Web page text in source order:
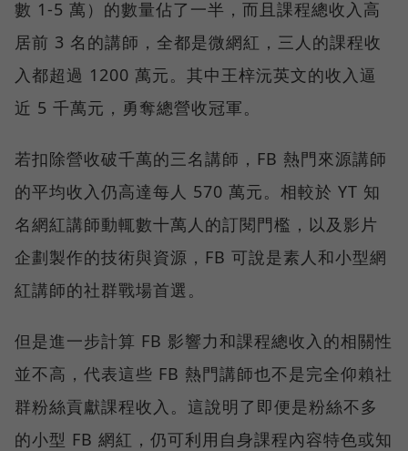
數 1-5 萬）的數量佔了一半，而且課程總收入高
居前 3 名的講師，全都是微網紅，三人的課程收
入都超過 1200 萬元。其中王梓沅英文的收入逼
近 5 千萬元，勇奪總營收冠軍。
若扣除營收破千萬的三名講師，FB 熱門來源講師
的平均收入仍高達每人 570 萬元。相較於 YT 知
名網紅講師動輒數十萬人的訂閱門檻，以及影片
企劃製作的技術與資源，FB 可說是素人和小型網
紅講師的社群戰場首選。
但是進一步計算 FB 影響力和課程總收入的相關性
並不高，代表這些 FB 熱門講師也不是完全仰賴社
群粉絲貢獻課程收入。這說明了即便是粉絲不多
的小型 FB 網紅，仍可利用自身課程內容特色或知